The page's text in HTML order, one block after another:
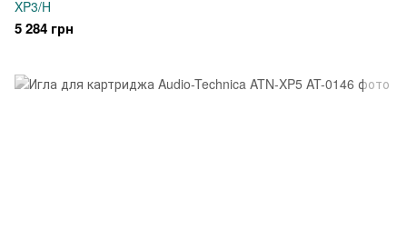
XP3/H
5 284 грн